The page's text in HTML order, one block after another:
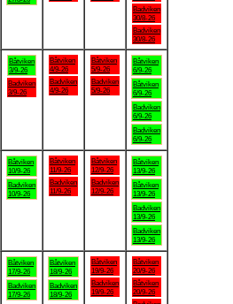
Badviken
30/8-26
Badviken
30/8-26
Båtviken
3/9-26
Badviken
3/9-26
Båtviken
4/9-26
Badviken
4/9-26
Båtviken
5/9-26
Badviken
5/9-26
Båtviken
6/9-26
Båtviken
6/9-26
Badviken
6/9-26
Badviken
6/9-26
Båtviken
10/9-26
Badviken
10/9-26
Båtviken
11/9-26
Badviken
11/9-26
Båtviken
12/9-26
Badviken
12/9-26
Båtviken
13/9-26
Båtviken
13/9-26
Badviken
13/9-26
Badviken
13/9-26
Båtviken
17/9-26
Badviken
17/9-26
Båtviken
18/9-26
Badviken
18/9-26
Båtviken
19/9-26
Badviken
19/9-26
Båtviken
20/9-26
Båtviken
20/9-26